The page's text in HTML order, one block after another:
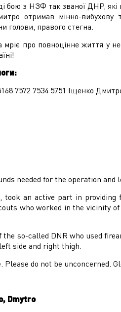
бою з НЗФ так званої ДНР, які
отримав мінно-вибухову
голови, правого стегна.
про повноцінне життя у
7572 7534 5751 Іщенко
needed for the operation and
took an active part in
who worked in the vicinity
so-called DNR who used
side and right thigh.
do not be unconcerned.
Dmytro